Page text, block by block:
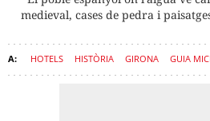
medieval, cases de pedra i
HOTELS HISTÒRIA GIRONA GUIA